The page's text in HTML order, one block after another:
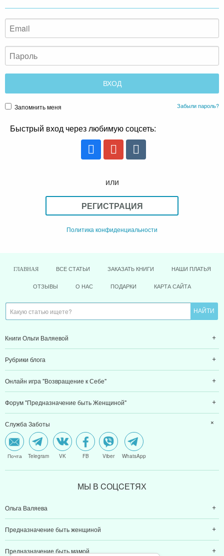
Запомнить меня Забыли пароль?
Быстрый вход через любимую соцсеть:
или
РЕГИСТРАЦИЯ
Политика конфиденциальности
ГЛАВНАЯ ВСЕ СТАТЬИ ЗАКАЗАТЬ КНИГИ НАШИ ПЛАТЬЯ
ОТЗЫВЫ О НАС ПОДАРКИ КАРТА САЙТА
Книги Ольги Валяевой
Рубрики блога
Онлайн игра "Возвращение к Себе"
Форум "Предназначение быть Женщиной"
Служба Заботы
Почта Telegram VK FB Viber WhatsApp
МЫ В CОЦCЕТЯХ
Ольга Валяева
Предназначение быть женщиной
Предназначение быть мамой